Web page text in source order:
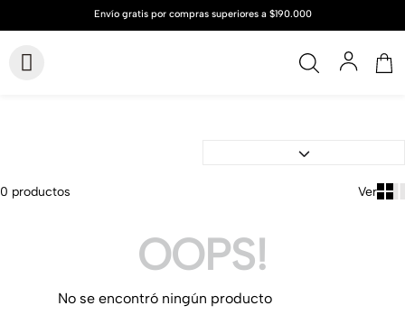
0 productos
OOPS!
No se encontró ningún producto